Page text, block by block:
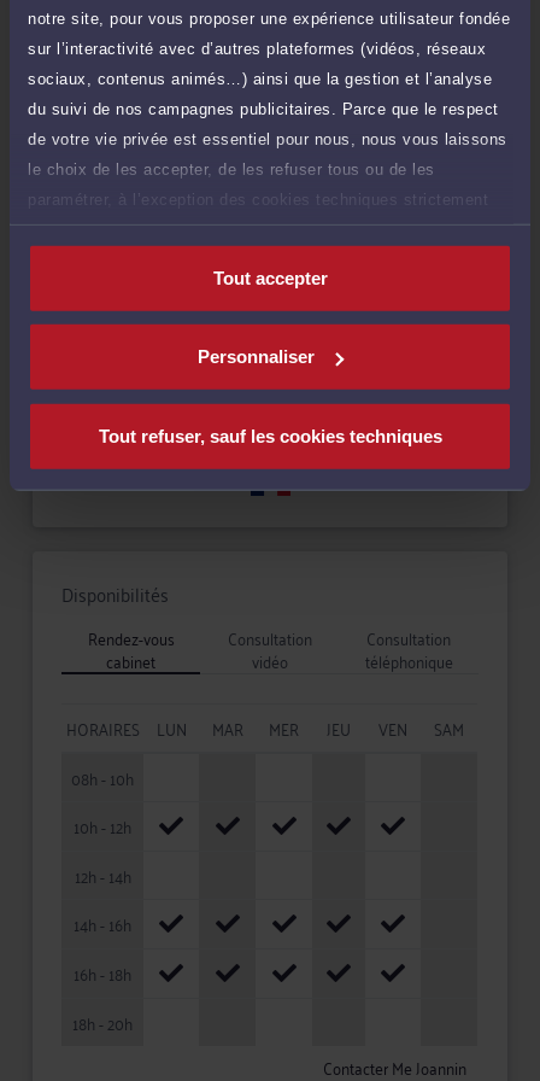
notre site, pour vous proposer une expérience utilisateur fondée
sur l’interactivité avec d’autres plateformes (vidéos, réseaux
sociaux, contenus animés…) ainsi que la gestion et l’analyse
du suivi de nos campagnes publicitaires. Parce que le respect
de votre vie privée est essentiel pour nous, nous vous laissons
le choix de les accepter, de les refuser tous ou de les
paramétrer, à l’exception des cookies techniques strictement
nécessaires au fonctionnement du site.
Tout accepter
Personnaliser
Tout refuser, sauf les cookies techniques
Consultation téléphonique
Durée : 60 min 240 €TTC
Demander un rappel
Compétences
Langues
Disponibilités
Rendez-vous
cabinet
Consultation
vidéo
Consultation
téléphonique
HORAIRES LUN MAR MER JEU VEN
SAM
08h - 10h
10h - 12h
12h - 14h
14h - 16h
16h - 18h
18h - 20h
Contacter Me Joannin